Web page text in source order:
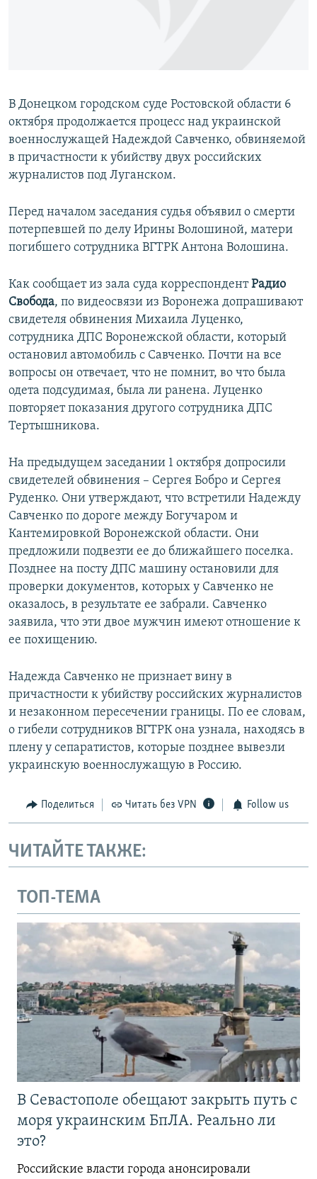
Все сайты RFE/RL
В Донецком городском суде Ростовской области 6
октября продолжается процесс над украинской
военнослужащей Надеждой Савченко, обвиняемой
в причастности к убийству двух российских
журналистов под Луганском.
Перед началом заседания судья объявил о смерти
потерпевшей по делу Ирины Волошиной, матери
погибшего сотрудника ВГТРК Антона Волошина.
Как сообщает из зала суда корреспондентРадио
Свобода, по видеосвязи из Воронежа допрашивают
свидетеля обвинения Михаила Луценко,
сотрудника ДПС Воронежской области, который
остановил автомобиль с Савченко. Почти на все
вопросы он отвечает, что не помнит, во что была
одета подсудимая, была ли ранена. Луценко
повторяет показания другого сотрудника ДПС
Тертышникова.
На предыдущем заседании 1 октября допросили
свидетелей обвинения – Сергея Бобро и Сергея
Руденко. Они утверждают, что встретили Надежду
Савченко по дороге между Богучаром и
Кантемировкой Воронежской области. Они
предложили подвезти ее до ближайшего поселка.
Позднее на посту ДПС машину остановили для
проверки документов, которых у Савченко не
оказалось, в результате ее забрали. Савченко
заявила, что эти двое мужчин имеют отношение к
ее похищению.
Надежда Савченко не признает вину в
причастности к убийству российских журналистов
и незаконном пересечении границы. По ее словам,
о гибели сотрудников ВГТРК она узнала, находясь в
плену у сепаратистов, которые позднее вывезли
украинскую военнослужащую в Россию.
Поделиться Читать без VPN Follow us
ЧИТАЙТЕ ТАКЖЕ:
ТОП-ТЕМА
В Севастополе обещают закрыть путь с
моря украинским БпЛА. Реально ли
это?
Российские власти города анонсировали